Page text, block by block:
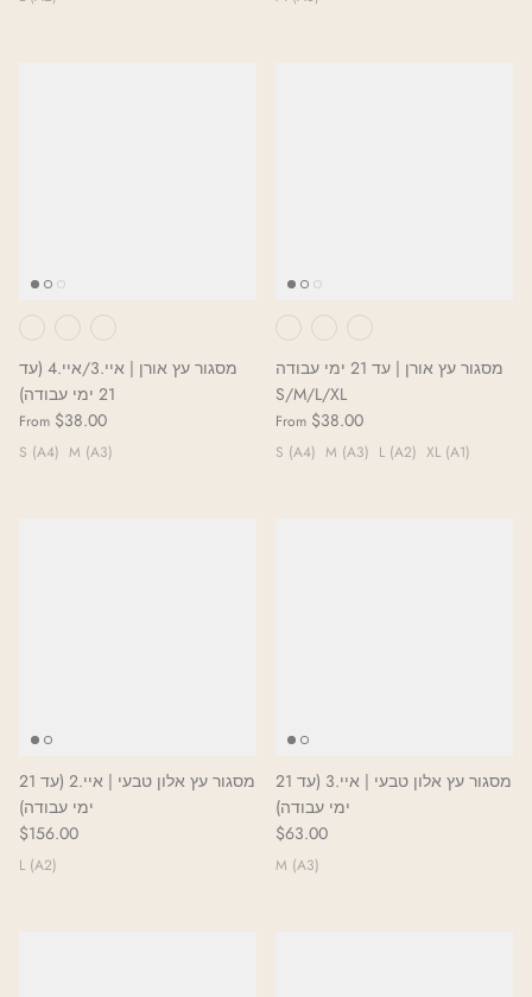
מסגור עץ אורן | איי.3/איי.4 (עד
21 ימי עבודה)
From $38.00
S (A4) M (A3)
מסגור עץ אורן | עד 21 ימי עבודה
S/M/L/XL
From $38.00
S (A4) M (A3) L (A2) XL (A1)
מסגור עץ אלון טבעי | איי.2 (עד 21
ימי עבודה)
$156.00
L (A2)
מסגור עץ אלון טבעי | איי.3 (עד 21
ימי עבודה)
$63.00
M (A3)